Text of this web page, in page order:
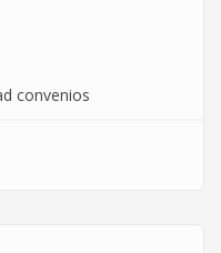
convenios